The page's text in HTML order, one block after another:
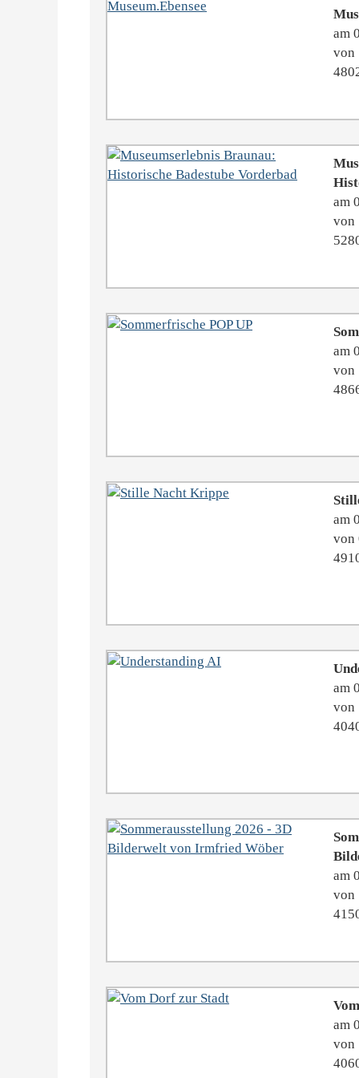
am
von
am
von
am
von
am
von
am
von
am
von
am
von